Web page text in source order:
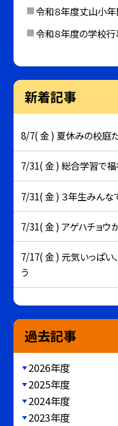
令和８年度丈山小
令和８年度の学校行
新着記事
8/7( 金 ) 夏休みの校庭
7/31( 金 ) 総合学習で
7/31( 金 ) ３年生みんな
7/31( 金 ) アゲハチョウ
7/17( 金 ) 元気いっぱい
う
過去記事
2026年度
2025年度
2024年度
2023年度